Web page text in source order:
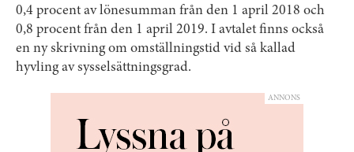
0,4 procent av lönesumman från den 1 april 2018 och
0,8 procent från den 1 april 2019. I avtalet finns också
en ny skrivning om omställningstid vid så kallad
hyvling av sysselsättningsgrad.
ANNONS